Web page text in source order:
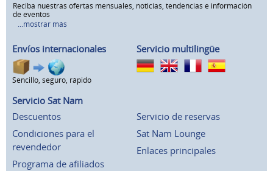
Reciba nuestras ofertas mensuales, noticias, tendencias e información
de eventos
...mostrar más
Envíos internacionales
Sencillo, seguro, rápido
Servicio multilingüe
Servicio Sat Nam
Descuentos
Condiciones para el
revendedor
Programa de afiliados
Servicio de reservas
Sat Nam Lounge
Enlaces principales